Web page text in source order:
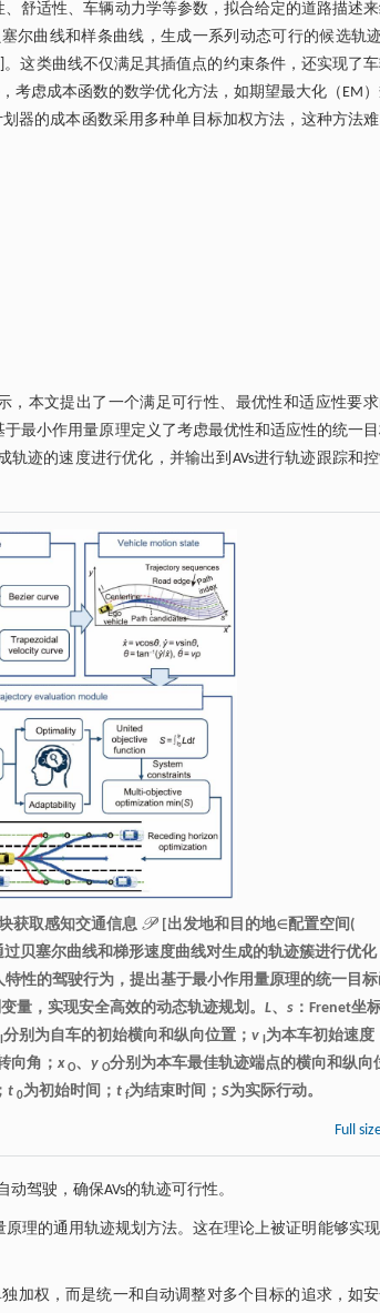
舒适性、车辆动力学等参数，拟合给定的道路描述
尔曲线和样条曲线，生成一系列动态可行的候选轨
]。这类曲线不仅满足其插值点的约束条件，还实现了
，考虑成本函数的数学优化方法，如期望最大化（EM
器的成本函数采用多种单目标加权方法，这种方法
，本文提出了一个满足可行性、最优性和适应性要
最小作用量原理定义了考虑最优性和适应性的统一
迹的速度进行优化，并输出到AVs进行轨迹跟踪和控
获取感知交通信息 P
𝒫 [出发地和目的地∈配置空间(
贝塞尔曲线和梯形速度曲线对生成的轨迹簇进行优化
性的驾驶行为，提出基于最小作用量原理的统一目
量，实现安全高效的动态轨迹规划。 L、 s：Frenet坐
分别为自车的初始横向和纵向位置； v 为本车初始速度
向角； x O、 y O分别为本车最佳轨迹端点的横向和纵向
t 0为初始时间； t f为结束时间； S为实际行动。
Full
驾驶，确保AVs的轨迹可行性。
原理的通用轨迹规划方法。这在理论上被证明能够实
加权，而是统一和自动调整对多个目标的追求，如